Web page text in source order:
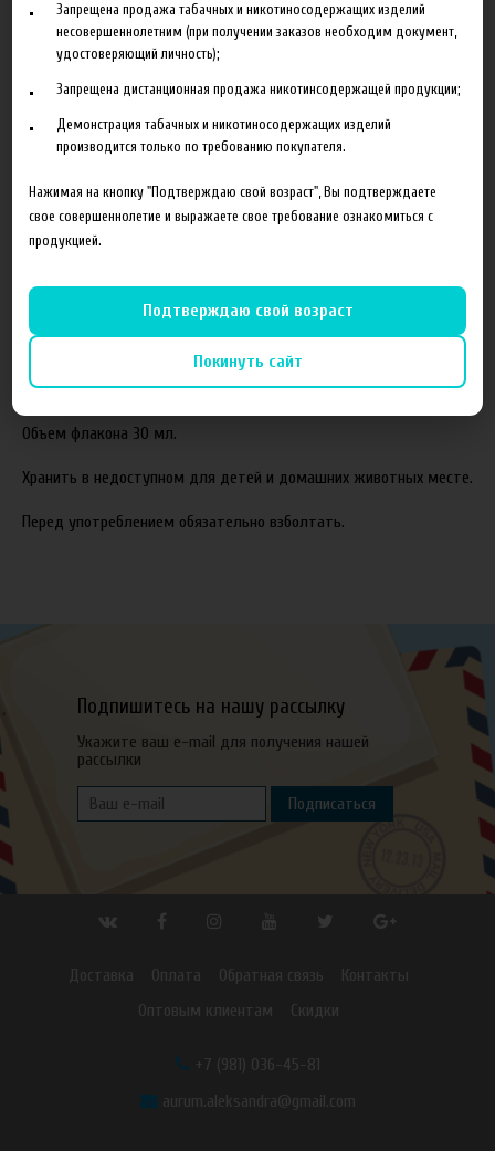
Описание Характеристики Отзывы
Состав готовой жидкости:
Пропиленгликоль(PG)
Растительный глицерин(VG)
Соотношение компонентов,%:70VG/30PG.
Жидкость производится с использованием американских
ароматизаторов TPA и Capella.
Объем флакона 30 мл.
Хранить в недоступном для детей и домашних животных месте.
Перед употреблением обязательно взболтать.
Подпишитесь на нашу рассылку
Укажите ваш e-mail для получения нашей
рассылки
Подписаться
Доставка Оплата Обратная связь
Контакты
Оптовым клиентам
Скидки
+7 (981) 036-45-81
aurum.aleksandra@gmail.com
Запрещена продажа табачных и никотиносодержащих изделий
несовершеннолетним (при получении заказов необходим документ,
удостоверяющий личность);
Запрещена дистанционная продажа никотинсодержащей продукции;
Демонстрация табачных и никотиносодержащих изделий
производится только по требованию покупателя.
Нажимая на кнопку "Подтверждаю свой возраст", Вы подтверждаете
свое совершеннолетие и выражаете свое требование ознакомиться с
продукцией.
Подтверждаю свой возраст
Покинуть сайт